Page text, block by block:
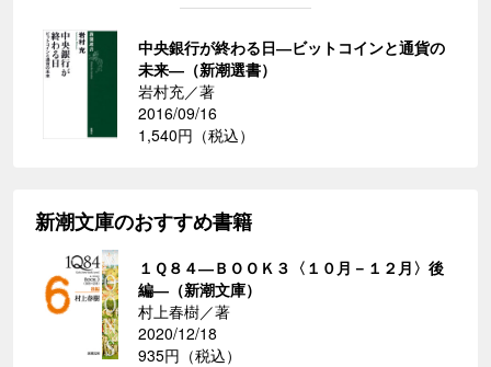
中央銀行が終わる日―ビットコインと通貨の
未来―（新潮選書）
岩村充／著
2016/09/16
1,540円（税込）
新潮文庫のおすすめ書籍
１Ｑ８４―ＢＯＯＫ３〈１０月－１２月〉後
編―（新潮文庫）
村上春樹／著
2020/12/18
935円（税込）